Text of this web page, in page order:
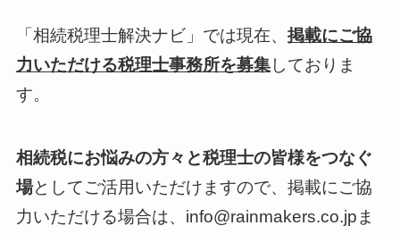
「相続税理士解決ナビ」では現在、 掲載にご協
力いただける税理士事務所を募集しておりま
す。
相続税にお悩みの方々と税理士の皆様をつなぐ
場としてご活用いただけますので、掲載にご協
力いただける場合は、info@rainmakers.co.jpま